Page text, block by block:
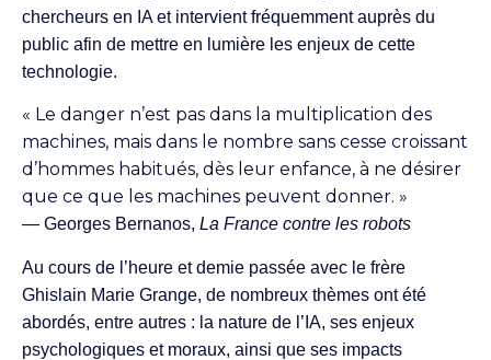
chercheurs en IA et intervient fréquemment auprès du
public afin de mettre en lumière les enjeux de cette
technologie.
« Le danger n’est pas dans la multiplication des
machines, mais dans le nombre sans cesse croissant
d’hommes habitués, dès leur enfance, à ne désirer
que ce que les machines peuvent donner. »
— Georges Bernanos, La France contre les robots
Au cours de l’heure et demie passée avec le frère
Ghislain Marie Grange, de nombreux thèmes ont été
abordés, entre autres : la nature de l’IA, ses enjeux
psychologiques et moraux, ainsi que ses impacts